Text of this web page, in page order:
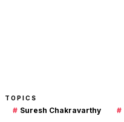
TOPICS
# Suresh Chakravarthy #